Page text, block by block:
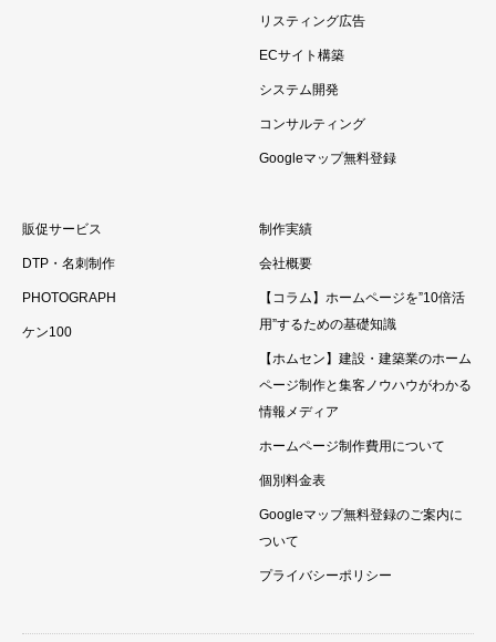
リスティング広告
ECサイト構築
システム開発
コンサルティング
Googleマップ無料登録
販促サービス
DTP・名刺制作
PHOTOGRAPH
ケン100
制作実績
会社概要
【コラム】ホームページを”10倍活
用”するための基礎知識
【ホムセン】建設・建築業のホーム
ページ制作と集客ノウハウがわかる
情報メディア
ホームページ制作費用について
個別料金表
Googleマップ無料登録のご案内に
ついて
プライバシーポリシー